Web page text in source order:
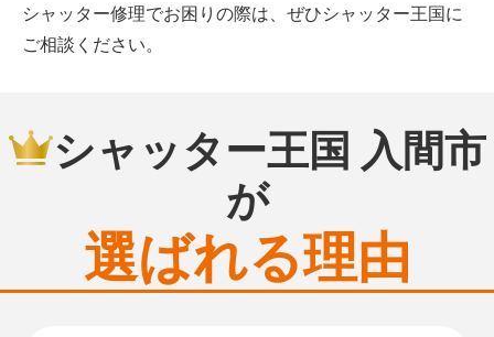
シャッター修理でお困りの際は、ぜひシャッター王国に
ご相談ください。
シャッター王国 入間市
が
選ばれる理由